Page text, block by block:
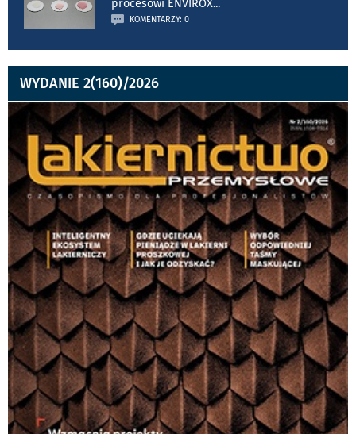
procesowi ENVIROX...
KOMENTARZY: 0
WYDANIE 2(160)/2026